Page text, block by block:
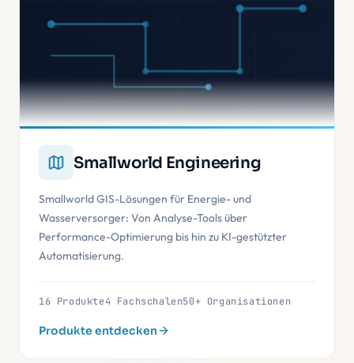
Smallworld Engineering
Smallworld GIS-Lösungen für Energie- und
Wasserversorger: Von Analyse-Tools über
Performance-Optimierung bis hin zu KI-gestützter
Automatisierung.
16 Produkte4 Fachschalen50+ Organisationen
Produkte entdecken